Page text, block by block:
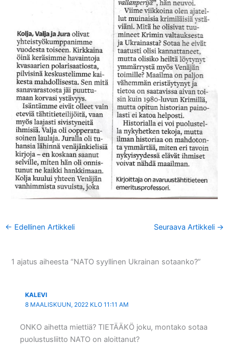
← Edellinen Artikkeli Seuraava Artikkeli →
1 ajatus aiheesta “NATO syyllinen Ukrainan sotaanko?”
KALEVI
8 MAALISKUUN, 2022 KLO 11:11 AM
ONKO aihetta miettiä? TIETÄÄKÖ joku, montako sotaa
puolustusliitto NATO on aloittanut?